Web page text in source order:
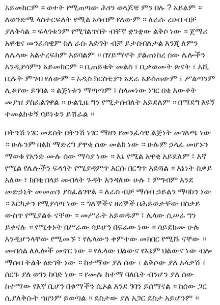
አይመከርም ። ወተት የሚጠጣው ሕፃን ወላጆቼ ምን በሉ ? አይልም ።
ለወንድሜ ላስተርፍለት የሚል አሳብም የለውም ። ለራሱ ረሀብ ብቻ
ያለቅሳል ። ፍላጎቱንም የሚገልጥበት ብቸኛ ቋንቋው ልቅሶ ነው ። ጀማሪ
አዋቂና መንፈሳዊም ስለ ራሱ እድገት ብቻ ይታሰብለታል እንጂ ለምን
ለሌላው አልተረፍክም አይባልም ። በሃይማኖት ያልጠነከረ ሰው ሌሎችን
እንዲያሳምን አይመከርም ። ቢጠይቁት መልስ ፣ ቢቃወሙት ጽናት ፣ እሺ
ቢሉት ምግብ የለውም ። አዲስ ክርስቲያን አደራ አይሰጠውም ፣ ሥልጣንም
ሊቆየው ይገባል ። ልጅነቱን ማጣጣም ፣ ስላመነው ነገር በቂ እውቀት
መያዝ ያስፈልገዋል ። ሁልጊዜ ግን የሚታሰብለት አይደለም ። በማደግ እዩኝ
ተመልከቱኝ ባይነቱን ይሽራል ።
በትንሽ ነገር መደሰት በትንሽ ነገር ማዘን የመንፈሳዊ ልጅነት መገለጫ ነው
። ሁሉንም በልክ ማድረግ ያዋቂ ሰው መልክ ነው ። ሁሉም ኃላፊ መሆኑን
ማወቁ የአንድ ሙሉ ሰው ማሳያ ነው ። እኔ የሚል አዋቂ አይደለም ፣ እኛ
የሚል የሌሎችን ፍላጎት የሚያዳምጥ እርሱ በርግጥ አድጓል ። እኔነት ስቃይ
አለው ፣ ከበቂ በላይ መብላት ጉዳት እንዳለው ሁሉ ፣ ምግብም እንደ
መድኃኒት መመጠን ያስፈልገዋል ። ለራስ ብቻ ማሰብ ኃይልን ማባከን ነው
። እርካታን የሚያሳጣ ነው ። ግለኞችና ዘረኞች በሕይወታቸው በስቃይ
ውስጥ የሚያልፉ ናቸው ። መሥራት አይወዱም ፣ ሌላው ሲሠራ ግን
ይቀናሉ ። የሚቀኑት በሥራው ሳይሆን በፍሬው ነው ። ሳይደክሙ ሁሉ
እንዲሆንላቸው የሚመኙ ፣ የሌላውን ቀምተው መክበር የሚሹ ናቸው ።
መብሰል ለሌሎች መኖር ነው ። የሌላው ህልውና የእኔም ህልውና ነው ብሎ
ማሰብ ትልቅ ዕድገት ነው ። ከተማው ያለ ሰው ፣ ልቅሶው ያለ አላቃሽ ፣
ሰርጉ ያለ ወገን ከባድ ነው ። የሙሉ ከተማ ባለቤት ብንሆን ያለ ሰው
ከተማው የእኛ ቢሆን በቁማችን ሲኦል እንደ ገባን ይሰማናል ። ከሰው ጋር
ሲያለቅሱት ኀዘንም ይወጣል ። ደስታው ያለ አጋር ደስታ አይሆንም ።